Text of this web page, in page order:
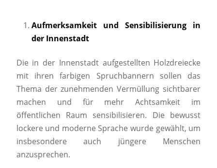
Aufmerksamkeit und Sensibilisierung in
der Innenstadt
Die in der Innenstadt aufgestellten Holzdreiecke
mit ihren farbigen Spruchbannern sollen das
Thema der zunehmenden Vermüllung sichtbarer
machen und für mehr Achtsamkeit im
öffentlichen Raum sensibilisieren. Die bewusst
lockere und moderne Sprache wurde gewählt, um
insbesondere auch jüngere Menschen
anzusprechen.